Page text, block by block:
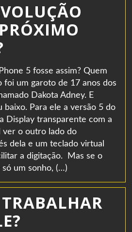
5 fosse assim? Quem
foi um garoto de 17 anos dos
Dakota Adney. E
baixo. Para ele a versão 5 do
Display transparente com a
ver o outro lado do
dela e um teclado virtual
a digitação. Mas se o
um sonho, (…)